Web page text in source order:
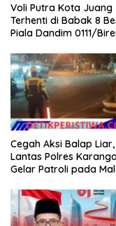
Voli Putra Kota Juang
Terhenti di Babak 8
Piala Dandim 0111/
Cegah Aksi Balap
Lantas Polres
Gelar Patroli pada